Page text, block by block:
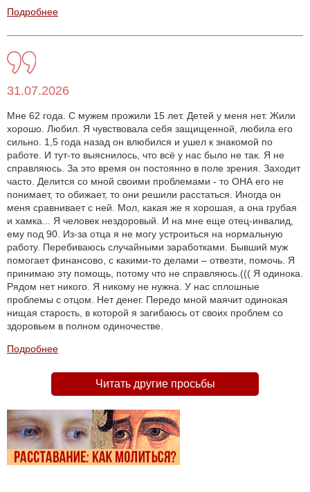
Подробнее
31.07.2026
Мне 62 года. С мужем прожили 15 лет. Детей у меня нет. Жили
хорошо. Любил. Я чувствовала себя защищенной, любила его
сильно. 1,5 года назад он влюбился и ушел к знакомой по
работе. И тут-то выяснилось, что всё у нас было не так. Я не
справляюсь. За это время он постоянно в поле зрения. Заходит
часто. Делится со мной своими проблемами - то ОНА его не
понимает, то обижает, то они решили расстаться. Иногда он
меня сравнивает с ней. Мол, какая же я хорошая, а она грубая
и хамка... Я человек нездоровый. И на мне еще отец-инвалид,
ему под 90. Из-за отца я не могу устроиться на нормальную
работу. Перебиваюсь случайными заработками. Бывший муж
помогает финансово, с какими-то делами – отвезти, помочь. Я
принимаю эту помощь, потому что не справляюсь.((( Я одинока.
Рядом нет никого. Я никому не нужна. У нас сплошные
проблемы с отцом. Нет денег. Передо мной маячит одинокая
нищая старость, в которой я загибаюсь от своих проблем со
здоровьем в полном одиночестве.
Подробнее
Читать другие просьбы